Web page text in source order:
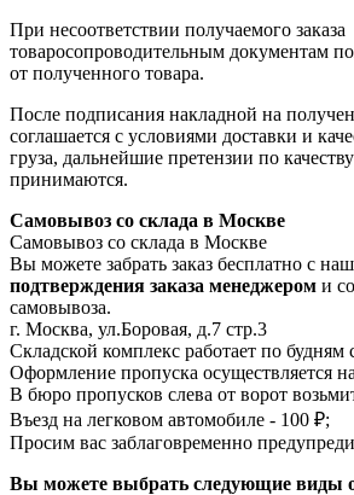
При несоответствии получаемого заказа
товаросопроводительным документам
от полученного товара.
После подписания накладной на
соглашается с условиями доставки и
груза, дальнейшие претензии по
принимаются.
Самовывоз со склада в Москве
Самовывоз со склада в Москве
Вы можете забрать заказ бесплатно с
подтверждения заказа менеджером и
самовывоза.
г. Москва, ул.Боровая, д.7 стр.3
Складской комплекс работает по будням
Оформление пропуска осуществляется
В бюро пропусков слева от ворот
Въезд на легковом автомобиле - 100 ₽;
Просим вас заблаговременно
Вы можете выбрать следующие виды